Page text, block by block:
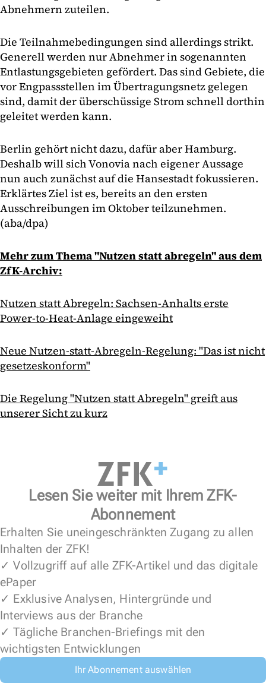
Abnehmern zuteilen.
Die Teilnahmebedingungen sind allerdings strikt.
Generell werden nur Abnehmer in sogenannten
Entlastungsgebieten gefördert. Das sind Gebiete, die
vor Engpassstellen im Übertragungsnetz gelegen
sind, damit der überschüssige Strom schnell dorthin
geleitet werden kann.
Berlin gehört nicht dazu, dafür aber Hamburg.
Deshalb will sich Vonovia nach eigener Aussage
nun auch zunächst auf die Hansestadt fokussieren.
Erklärtes Ziel ist es, bereits an den ersten
Ausschreibungen im Oktober teilzunehmen.
(aba/dpa)
Mehr zum Thema "Nutzen statt abregeln" aus dem
ZfK-Archiv:
Nutzen statt Abregeln: Sachsen-Anhalts erste
Power-to-Heat-Anlage eingeweiht
Neue Nutzen-statt-Abregeln-Regelung: "Das ist nicht
gesetzeskonform"
Die Regelung "Nutzen statt Abregeln" greift aus
unserer Sicht zu kurz
Lesen Sie weiter mit Ihrem ZFK-
Abonnement
Erhalten Sie uneingeschränkten Zugang zu allen
Inhalten der ZFK!
✓ Vollzugriff auf alle ZFK-Artikel und das digitale
ePaper
✓ Exklusive Analysen, Hintergründe und
Interviews aus der Branche
✓ Tägliche Branchen-Briefings mit den
wichtigsten Entwicklungen
Ihr Abonnement auswählen